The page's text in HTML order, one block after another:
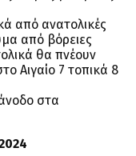
από ανατολικές
από βόρειες
θα πνέουν
Αιγαίο 7 τοπικά 8
στα